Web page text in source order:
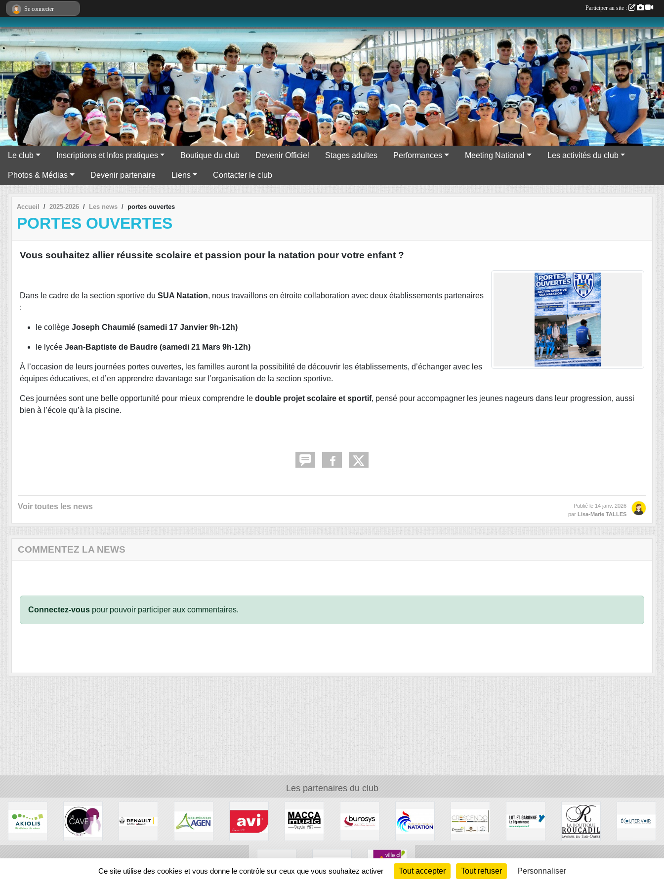
Le club Inscriptions et Infos pratiques Boutique du club Devenir Officiel Stages adultes Performances Meeting National Les activités du club
Photos & Médias Devenir partenaire Liens Contacter le club
Accueil 2025-2026 Les news portes ouvertes
PORTES OUVERTES
Vous souhaitez allier réussite scolaire et passion pour la natation pour votre enfant ?
Dans le cadre de la section sportive du SUA Natation, nous travaillons en étroite collaboration avec deux établissements partenaires
:
le collège Joseph Chaumié (samedi 17 Janvier 9h-12h)
le lycée Jean-Baptiste de Baudre (samedi 21 Mars 9h-12h)
À l’occasion de leurs journées portes ouvertes, les familles auront la possibilité de découvrir les établissements, d’échanger avec les
équipes éducatives, et d’en apprendre davantage sur l’organisation de la section sportive.
Ces journées sont une belle opportunité pour mieux comprendre le double projet scolaire et sportif, pensé pour accompagner les jeunes nageurs dans leur progression, aussi
bien à l’école qu’à la piscine.
Voir toutes les news Publié le 14 janv. 2026
par
Lisa-Marie TALLES
COMMENTEZ LA NEWS
Connectez-vous pour pouvoir participer aux commentaires.
Les partenaires du club
Se connecter Participer au site :
Panneau de gestion des cookies
Ce site utilise des cookies et vous donne le contrôle sur ceux que vous souhaitez activer Tout accepter Tout refuser Personnaliser